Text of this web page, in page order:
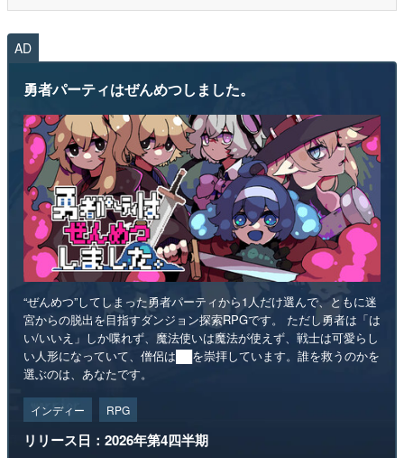
AD
勇者パーティはぜんめつしました。
“ぜんめつ”してしまった勇者パーティから1人だけ選んで、ともに迷
宮からの脱出を目指すダンジョン探索RPGです。 ただし勇者は「は
い/いいえ」しか喋れず、魔法使いは魔法が使えず、戦士は可愛らし
い人形になっていて、僧侶は██を崇拝しています。誰を救うのかを
選ぶのは、あなたです。
インディー RPG
リリース日：2026年第4四半期